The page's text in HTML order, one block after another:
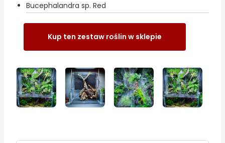
Bucephalandra sp. Red
Kup ten zestaw roślin w sklepie